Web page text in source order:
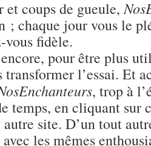
et coups de gueule,
; chaque jour vous le
vous fidèle.
pour être plus
transformer l’essai. Et
, trop à
temps, en cliquant sur
site. D’un tout
les mêmes